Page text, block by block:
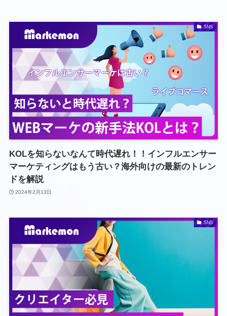
SNS
KOLを知らないなんて時代遅れ！！インフルエンサー
マーケティングはもう古い？海外向けの最新のトレン
ドを解説
2024年2月13日
SNS